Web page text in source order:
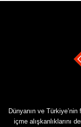
Dünyanın ve
içme alışkanlıklarını